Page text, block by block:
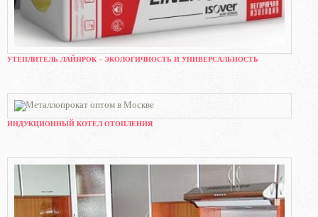
УТЕПЛИТЕЛЬ ЛАЙНРОК – ЭКОЛОГИЧНОСТЬ И УНИВЕРСАЛЬНОСТЬ
ИНДУКЦИОННЫЙ КОТЕЛ ОТОПЛЕНИЯ